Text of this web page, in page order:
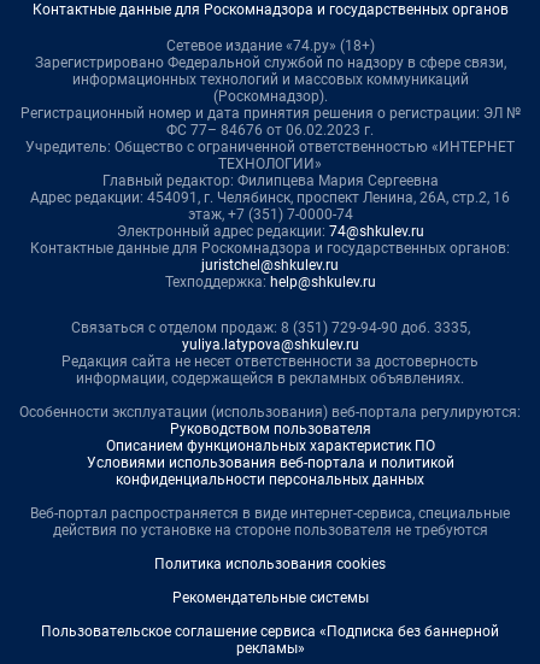
Контактные данные для Роскомнадзора и государственных органов
Сетевое издание «74.ру» (18+)
Зарегистрировано Федеральной службой по надзору в сфере связи,
информационных технологий и массовых коммуникаций
(Роскомнадзор).
Регистрационный номер и дата принятия решения о регистрации: ЭЛ №
ФС 77– 84676 от 06.02.2023 г.
Учредитель: Общество с ограниченной ответственностью «ИНТЕРНЕТ
ТЕХНОЛОГИИ»
Главный редактор: Филипцева Мария Сергеевна
Адрес редакции: 454091, г. Челябинск, проспект Ленина, 26А, стр.2, 16
этаж, +7 (351) 7-0000-74
Электронный адрес редакции: 74@shkulev.ru
Контактные данные для Роскомнадзора и государственных органов:
juristchel@shkulev.ru
Техподдержка: help@shkulev.ru
Связаться с отделом продаж: 8 (351) 729-94-90 доб. 3335,
yuliya.latypova@shkulev.ru
Редакция сайта не несет ответственности за достоверность
информации, содержащейся в рекламных объявлениях.
Особенности эксплуатации (использования) веб-портала регулируются:
Руководством пользователя
Описанием функциональных характеристик ПО
Условиями использования веб-портала и политикой
конфиденциальности персональных данных
Веб-портал распространяется в виде интернет-сервиса, специальные
действия по установке на стороне пользователя не требуются
Политика использования cookies
Рекомендательные системы
Пользовательское соглашение сервиса «Подписка без баннерной
рекламы»